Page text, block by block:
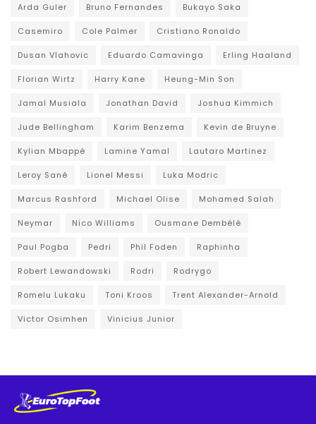
Arda Guler Bruno Fernandes Bukayo Saka
Casemiro Cole Palmer Cristiano Ronaldo
Dusan Vlahovic Eduardo Camavinga Erling Haaland
Florian Wirtz Harry Kane Heung-Min Son
Jamal Musiala Jonathan David Joshua Kimmich
Jude Bellingham Karim Benzema Kevin de Bruyne
Kylian Mbappé Lamine Yamal Lautaro Martinez
Leroy Sané Lionel Messi Luka Modric
Marcus Rashford Michael Olise Mohamed Salah
Neymar Nico Williams Ousmane Dembélé
Paul Pogba Pedri Phil Foden Raphinha
Robert Lewandowski Rodri Rodrygo
Romelu Lukaku Toni Kroos Trent Alexander-Arnold
Victor Osimhen Vinicius Junior